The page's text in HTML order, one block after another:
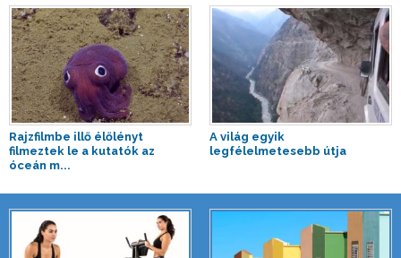
Rajzfilmbe illő élőlényt
filmeztek le a kutatók az
óceán m...
A világ egyik
legfélelmetesebb útja